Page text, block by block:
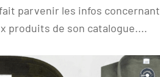
parvenir les infos concernant
produits de son catalogue....